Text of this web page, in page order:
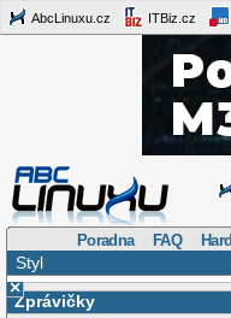
AbcLinuxu.cz ITBiz.cz
Poradna FAQ
Styl
×
Zprávičky